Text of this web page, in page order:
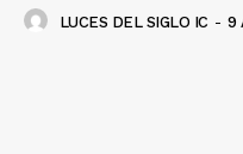
LUCES DEL SIGLO IC - 9